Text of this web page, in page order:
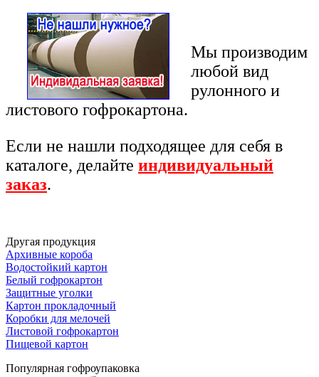
Мы производим
любой вид
рулонного и
листового гофрокартона.
Если не нашли подходящее для себя в
каталоге, делайте индивидуальный
заказ.
Другая продукция
Архивные короба
Водостойкий картон
Белый гофрокартон
Защитные уголки
Картон прокладочный
Коробки для мелочей
Листовой гофрокартон
Пищевой картон
Популярная гофроупаковка